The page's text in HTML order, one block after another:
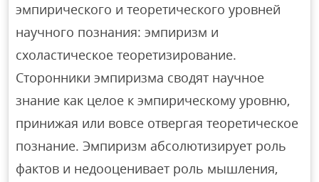
эмпирического и теоретического уровней
научного познания: эмпиризм и
схоластическое теоретизирование.
Сторонники эмпиризма сводят научное
знание как целое к эмпирическому уровню,
принижая или вовсе отвергая теоретическое
познание. Эмпиризм абсолютизирует роль
фактов и недооценивает роль мышления,